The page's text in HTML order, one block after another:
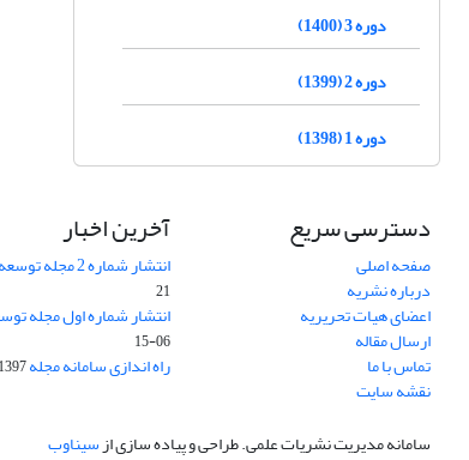
دوره 3 (1400)
دوره 2 (1399)
دوره 1 (1398)
دسترسی سریع
صفحه اصلی
درباره نشریه
اعضای هیات تحریریه
ارسال مقاله
تماس با ما
نقشه سایت
آخرین اخبار
انتشار شماره 2 مجله توسعه فضاهای پیراشهری
21
انتشار شماره اول مجله
06-15
راه اندازی سامانه مجله09-11
سامانه مدیریت نشریات علمی.طراحی و پیاده سازی ازسیناوب